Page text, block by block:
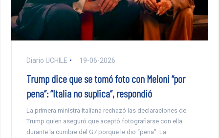
Diario UCHILE 19-06-2026
Trump dice que se tomó foto con Meloni “por
pena”: “Italia no suplica”, respondió
La primera ministra italiana rechazó las declaraciones de
Trump quien aseguró que aceptó fotografiarse con ella
durante la cumbre del G7 porque le dio “pena”. La